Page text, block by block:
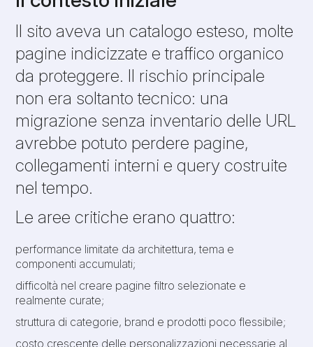
Il sito aveva un catalogo esteso, molte
pagine indicizzate e traffico organico
da proteggere. Il rischio principale
non era soltanto tecnico: una
migrazione senza inventario delle URL
avrebbe potuto perdere pagine,
collegamenti interni e query costruite
nel tempo.
Le aree critiche erano quattro:
performance limitate da architettura, tema e
componenti accumulati;
difficoltà nel creare pagine filtro selezionate e
realmente curate;
struttura di categorie, brand e prodotti poco flessibile;
costo crescente delle personalizzazioni necessarie al